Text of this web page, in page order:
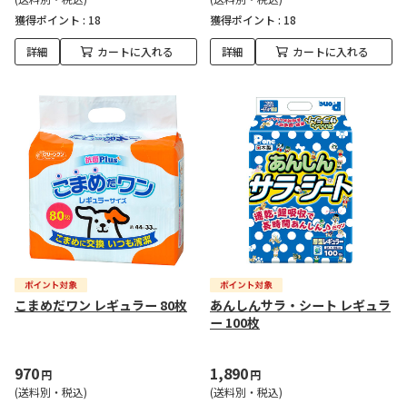
獲得ポイント : 18
詳細 カートに入れる
獲得ポイント : 18
詳細 カートに入れる
こまめだワン レギュラー 80枚
970円
(送料別・税込)
あんしんサラ・シート レギュラ
ー 100枚
1,890円
(送料別・税込)